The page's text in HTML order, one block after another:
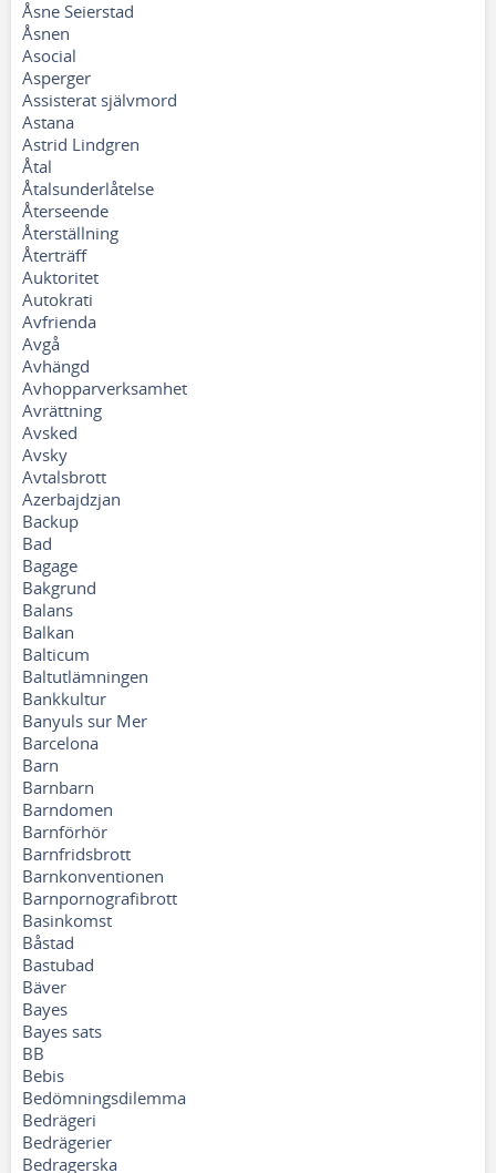
Åsne Seierstad
Åsnen
Asocial
Asperger
Assisterat självmord
Astana
Astrid Lindgren
Åtal
Åtalsunderlåtelse
Återseende
Återställning
Återträff
Auktoritet
Autokrati
Avfrienda
Avgå
Avhängd
Avhopparverksamhet
Avrättning
Avsked
Avsky
Avtalsbrott
Azerbajdzjan
Backup
Bad
Bagage
Bakgrund
Balans
Balkan
Balticum
Baltutlämningen
Bankkultur
Banyuls sur Mer
Barcelona
Barn
Barnbarn
Barndomen
Barnförhör
Barnfridsbrott
Barnkonventionen
Barnpornografibrott
Basinkomst
Båstad
Bastubad
Bäver
Bayes
Bayes sats
BB
Bebis
Bedömningsdilemma
Bedrägeri
Bedrägerier
Bedragerska